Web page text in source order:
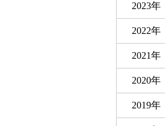
2023年
2022年
2021年
2020年
2019年